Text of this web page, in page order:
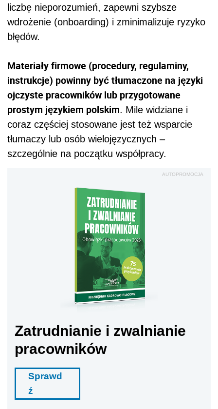
liczbę nieporozumień, zapewni szybsze
wdrożenie (onboarding) i zminimalizuje ryzyko
błędów.
Materiały firmowe (procedury, regulaminy,
instrukcje) powinny być tłumaczone na języki
ojczyste pracowników lub przygotowane
prostym językiem polskim. Mile widziane i
coraz częściej stosowane jest też wsparcie
tłumaczy lub osób wielojęzycznych –
szczególnie na początku współpracy.
AUTOPROMOCJA
Zatrudnianie i zwalnianie
pracowników
Sprawd
ź